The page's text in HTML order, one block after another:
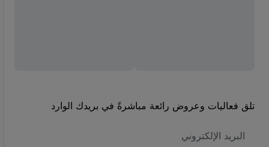
تلق فعاليات وعروض رائعة مباشرةً في بريدك الوارد
الاكتروني